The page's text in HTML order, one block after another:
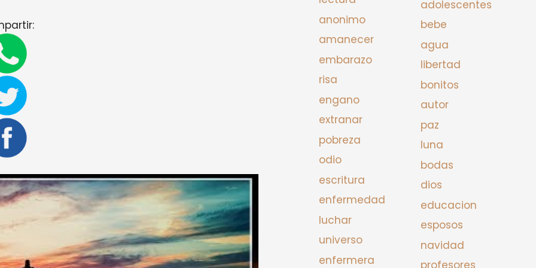
anonimo
amanecer
embarazo
risa
engano
extranar
pobreza
odio
escritura
enfermedad
luchar
universo
enfermera
adolescentes
bebe
agua
libertad
bonitos
autor
paz
luna
bodas
dios
educacion
esposos
navidad
profesores